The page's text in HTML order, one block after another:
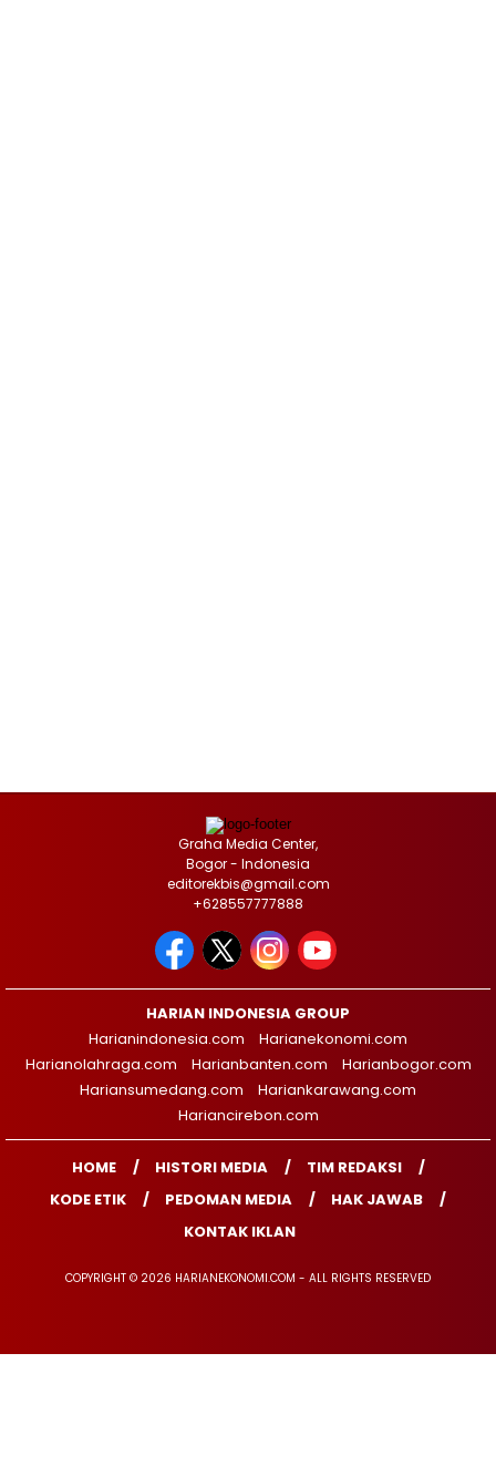
Graha Media Center,
Bogor - Indonesia
editorekbis@gmail.com
+628557777888
HARIAN INDONESIA GROUP
Harianindonesia.com
Harianekonomi.com
Harianolahraga.com
Harianbanten.com
Harianbogor.com
Hariansumedang.com
Hariankarawang.com
Hariancirebon.com
HOME HISTORI MEDIA
TIM REDAKSI
KODE ETIK
PEDOMAN MEDIA
HAK JAWAB
KONTAK IKLAN
COPYRIGHT © 2026 HARIANEKONOMI.COM - ALL RIGHTS RESERVED